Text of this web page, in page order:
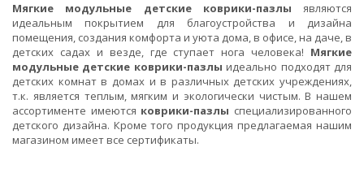
Мягкие модульные детские коврики-пазлы являются
идеальным покрытием для благоустройства и дизайна
помещения, создания комфорта и уюта дома, в офисе, на даче, в
детских садах и везде, где ступает нога человека! Мягкие
модульные детские коврики-пазлы идеально подходят для
детских комнат в домах и в различных детских учреждениях,
т.к. является теплым, мягким и экологически чистым. В нашем
ассортименте имеются коврики-пазлы специализированного
детского дизайна. Кроме того продукция предлагаемая нашим
магазином имеет все сертификаты.